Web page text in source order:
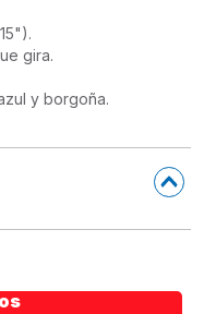
gira.
y borgoña.